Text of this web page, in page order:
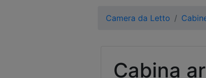
Camera da Letto
Cabina